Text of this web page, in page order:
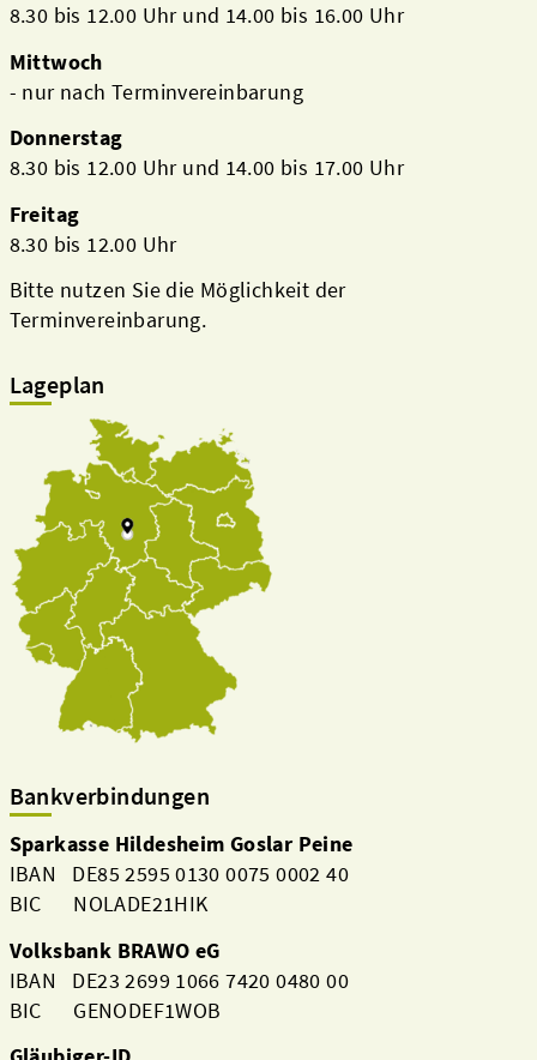
8.30 bis 12.00 Uhr und 14.00 bis 16.00 Uhr
Mittwoch
- nur nach Terminvereinbarung
Donnerstag
8.30 bis 12.00 Uhr und 14.00 bis 17.00 Uhr
Freitag
8.30 bis 12.00 Uhr
Bitte nutzen Sie die Möglichkeit der
Terminvereinbarung.
Lageplan
Bankverbindungen
Sparkasse Hildesheim Goslar Peine
IBAN DE85 2595 0130 0075 0002 40
BIC NOLADE21HIK
Volksbank BRAWO eG
IBAN DE23 2699 1066 7420 0480 00
BIC GENODEF1WOB